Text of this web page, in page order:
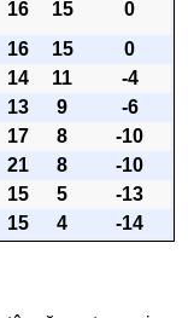
16 15
0
16 15
0
14 11
-4
13 9
-6
17 8
-10
21 8
-10
15 5
-13
15 4 -14